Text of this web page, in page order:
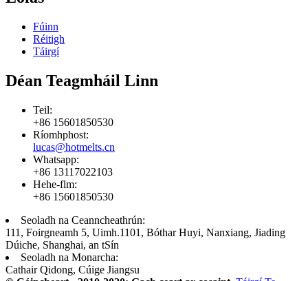
Fúinn
Réitigh
Táirgí
Déan Teagmháil Linn
Teil:
+86 15601850530
Ríomhphost:
lucas@hotmelts.cn
Whatsapp:
+86 13117022103
Hehe-flm:
+86 15601850530
Seoladh na Ceanncheathrún:
111, Foirgneamh 5, Uimh.1101, Bóthar Huyi, Nanxiang, Jiading
Dúiche, Shanghai, an tSín
Seoladh na Monarcha:
Cathair Qidong, Cúige Jiangsu